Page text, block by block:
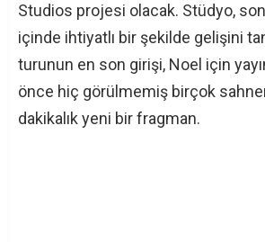
Studios projesi olacak. Stüdyo,
içinde ihtiyatlı bir şekilde gelişini
turunun en son girişi, Noel için
önce hiç görülmemiş birçok
dakikalık yeni bir fragman.